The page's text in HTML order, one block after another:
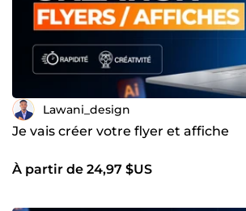
Lawani_design
Je vais créer votre flyer et affiche
À partir de 24,97 $US